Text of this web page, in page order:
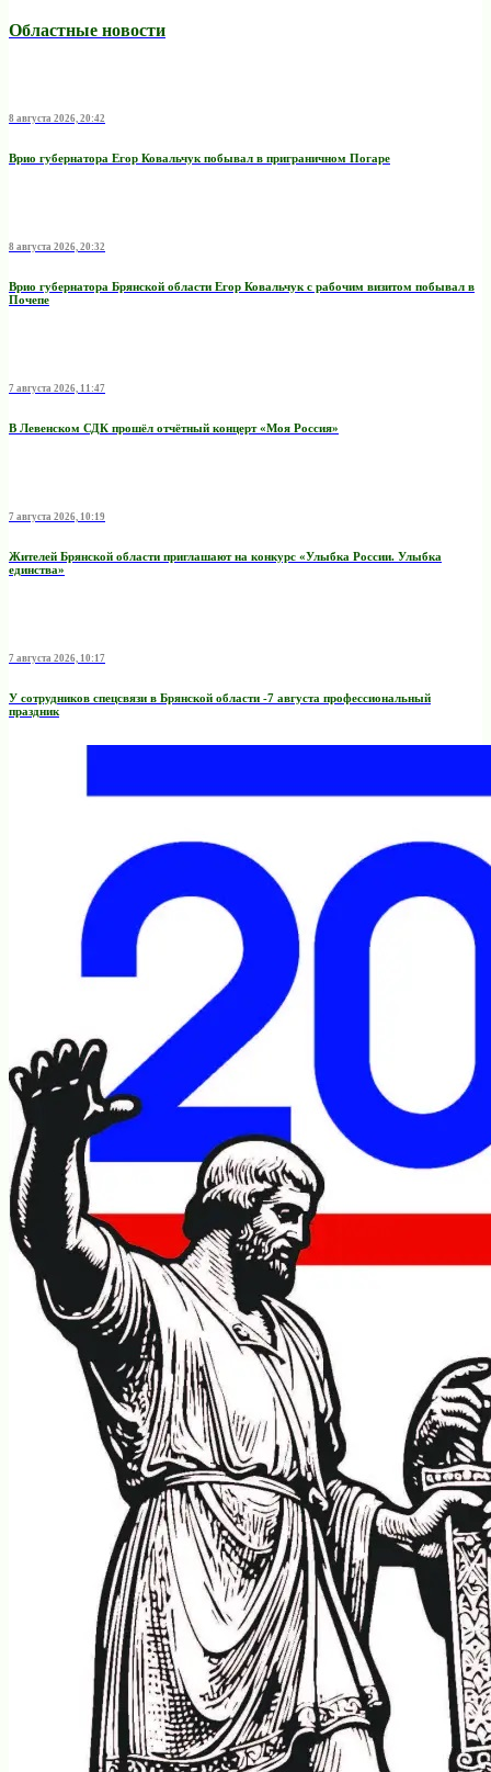
Областные новости
8 августа 2026, 20:42
Врио губернатора Егор Ковальчук побывал в приграничном Погаре
8 августа 2026, 20:32
Врио губернатора Брянской области Егор Ковальчук с рабочим визитом побывал в
Почепе
7 августа 2026, 11:47
В Левенском СДК прошёл отчётный концерт «Моя Россия»
7 августа 2026, 10:19
Жителей Брянской области приглашают на конкурс «Улыбка России. Улыбка
единства»
7 августа 2026, 10:17
У сотрудников спецсвязи в Брянской области -7 августа профессиональный
праздник